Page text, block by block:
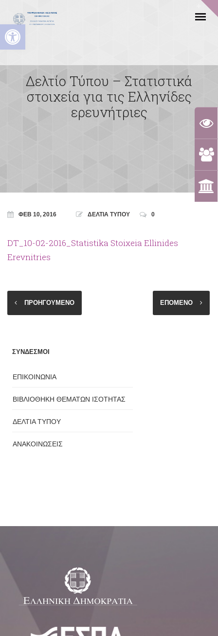
Ανοίξτε τη γραμμή εργαλείων
Δελτίο Τύπου – Στατιστικά
στοιχεία για τις Ελληνίδες
ερευνήτριες
ΦΕΒ 10, 2016 ΔΕΛΤΙΑ ΤΥΠΟΥ 0
DT_10-02-2016_Statistika Stoixeia Ellinides
Erevnitries
ΠΡΟΗΓΟΥΜΕΝΟ ΕΠΟΜΕΝΟ
ΣΥΝΔΕΣΜΟΙ
ΕΠΙΚΟΙΝΩΝΙΑ
ΒΙΒΛΙΟΘΗΚΗ ΘΕΜΑΤΩΝ ΙΣΟΤΗΤΑΣ
ΔΕΛΤΙΑ ΤΥΠΟΥ
ΑΝΑΚΟΙΝΩΣΕΙΣ